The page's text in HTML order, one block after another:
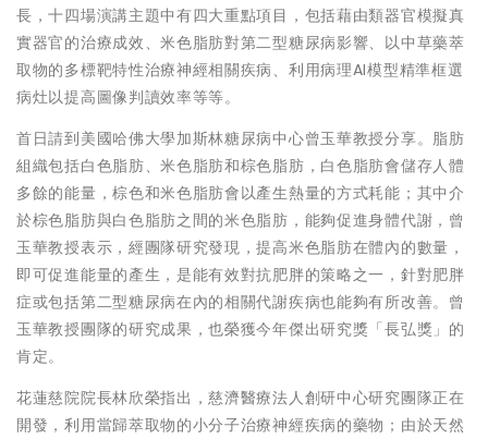
長，十四場演講主題中有四大重點項目，包括藉由類器官模擬真
實器官的治療成效、米色脂肪對第二型糖尿病影響、以中草藥萃
取物的多標靶特性治療神經相關疾病、利用病理AI模型精準框選
病灶以提高圖像判讀效率等等。
首日請到美國哈佛大學加斯林糖尿病中心曾玉華教授分享。脂肪
組織包括白色脂肪、米色脂肪和棕色脂肪，白色脂肪會儲存人體
多餘的能量，棕色和米色脂肪會以產生熱量的方式耗能；其中介
於棕色脂肪與白色脂肪之間的米色脂肪，能夠促進身體代謝，曾
玉華教授表示，經團隊研究發現，提高米色脂肪在體內的數量，
即可促進能量的產生，是能有效對抗肥胖的策略之一，針對肥胖
症或包括第二型糖尿病在內的相關代謝疾病也能夠有所改善。曾
玉華教授團隊的研究成果，也榮獲今年傑出研究獎「長弘獎」的
肯定。
花蓮慈院院長林欣榮指出，慈濟醫療法人創研中心研究團隊正在
開發，利用當歸萃取物的小分子治療神經疾病的藥物；由於天然